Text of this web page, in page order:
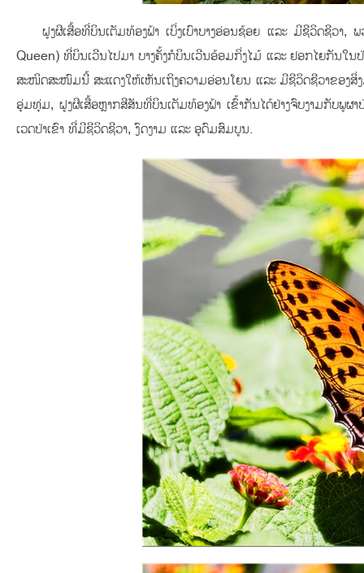
ຝູງຜີເສື້ອທີ່ບິນເຕັມທ້ອງຟ້າ ເບິ່ງເບົາບາງອ່ອນຊ້ອຍ ແລະ ມີຊີວິດຊີວາ
Queen) ທີ່ບິນເວີນໄປມາ ບາງຄັ້ງກໍບິນເວີນອ້ອມກິ່ງໄມ້ ແລະ ຢອກໄຍກັນໃນ
ສະໜິດສະໜົມນີ້ ສະແດງໃຫ້ເຫັນເຖິງຄວາມອ່ອນໂຍນ ແລະ ມີຊີວິດຊີວາຂອງສິ່
ອຸ່ມທຸ່ມ, ຝູງຜີເສື້ອຫຼາກສີສັນທີ່ບິນເຕັມທ້ອງຟ້າ ເຂົ້າກັນໄດ້ຢ່າງຈົບງາມກັບພູ
ເວດປ່າເຂົາ ທີ່ມີຊີວິດຊີວາ, ງົດງາມ ແລະ ອຸດົມສົມບູນ.